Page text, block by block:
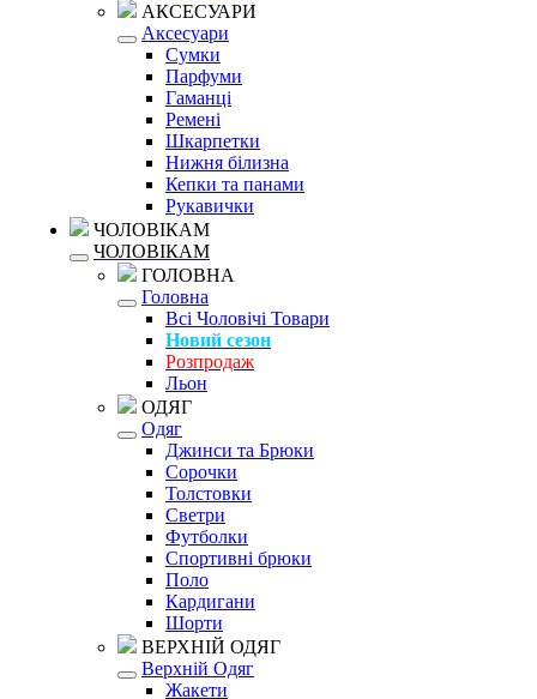
АКСЕСУАРИ
Аксесуари
Сумки
Парфуми
Гаманці
Ремені
Шкарпетки
Нижня білизна
Кепки та панами
Рукавички
ЧОЛОВІКАМ
ЧОЛОВІКАМ
ГОЛОВНА
Головна
Всі Чоловічі Товари
Новий сезон
Розпродаж
Льон
ОДЯГ
Одяг
Джинси та Брюки
Сорочки
Толстовки
Светри
Футболки
Спортивні брюки
Поло
Кардигани
Шорти
ВЕРХНІЙ ОДЯГ
Верхній Одяг
Жакети